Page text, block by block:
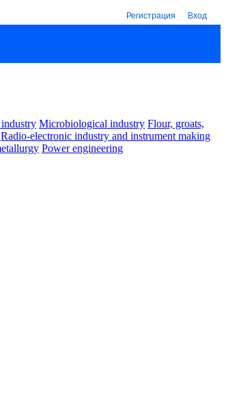
Регистрация Вход
Microbiological industry Flour, groats,
Radio-electronic industry and instrument making
Power engineering